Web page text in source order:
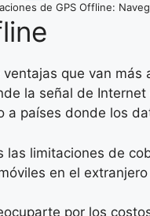
de GPS Offline:
que van
la señal de
países donde los
limitaciones de
en el
por los